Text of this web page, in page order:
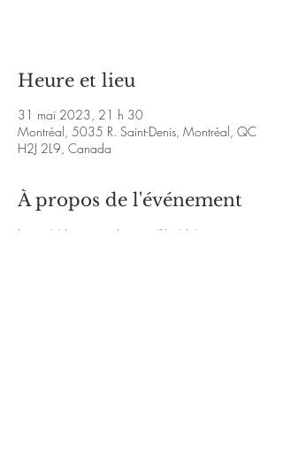
Heure et lieu
31 mai 2023, 21 h 30
Montréal, 5035 R. Saint-Denis, Montréal, QC
H2J 2L9, Canada
À propos de l'événement
https://drive.google.com/file/d/1DPD-